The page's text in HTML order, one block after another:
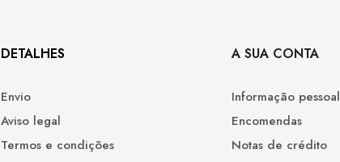
DETALHES
Envio
Aviso legal
Termos e condições
A SUA CONTA
Informação pessoal
Encomendas
Notas de crédito